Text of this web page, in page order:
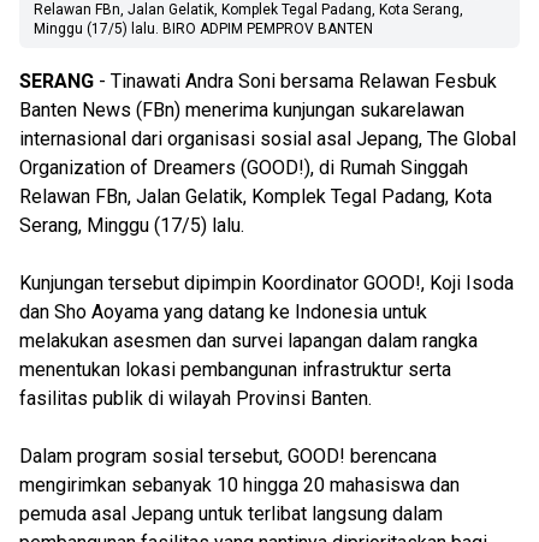
Relawan FBn, Jalan Gelatik, Komplek Tegal Padang, Kota Serang,
Minggu (17/5) lalu. BIRO ADPIM PEMPROV BANTEN
SERANG - Tinawati Andra Soni bersama Relawan Fesbuk
Banten News (FBn) menerima kunjungan sukarelawan
internasional dari organisasi sosial asal Jepang, The Global
Organization of Dreamers (GOOD!), di Rumah Singgah
Relawan FBn, Jalan Gelatik, Komplek Tegal Padang, Kota
Serang, Minggu (17/5) lalu.
Kunjungan tersebut dipimpin Koordinator GOOD!, Koji Isoda
dan Sho Aoyama yang datang ke Indonesia untuk
melakukan asesmen dan survei lapangan dalam rangka
menentukan lokasi pembangunan infrastruktur serta
fasilitas publik di wilayah Provinsi Banten.
Dalam program sosial tersebut, GOOD! berencana
mengirimkan sebanyak 10 hingga 20 mahasiswa dan
pemuda asal Jepang untuk terlibat langsung dalam